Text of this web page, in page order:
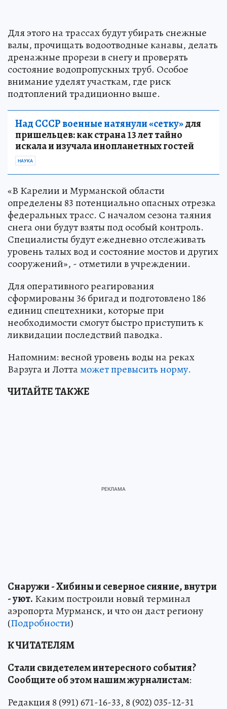
Для этого на трассах будут убирать снежные
валы, прочищать водоотводные канавы, делать
дренажные прорези в снегу и проверять
состояние водопропускных труб. Особое
внимание уделят участкам, где риск
подтоплений традиционно выше.
Над СССР военные натянули «сетку»для
пришельцев: как страна 13 лет тайно
искала и изучала инопланетных гостей
НАУКА
«В Карелии и Мурманской области
определены 83 потенциально опасных отрезка
федеральных трасс. С началом сезона таяния
снега они будут взяты под особый контроль.
Специалисты будут ежедневно отслеживать
уровень талых вод и состояние мостов и других
сооружений», - отметили в учреждении.
Для оперативного реагирования
сформированы 36 бригад и подготовлено 186
единиц спецтехники, которые при
необходимости смогут быстро приступить к
ликвидации последствий паводка.
Напомним: весной уровень воды на реках
Варзуга и Лоттаможет превысить норму.
ЧИТАЙТЕ ТАКЖЕ
Снаружи - Хибины и северное сияние, внутри
- уют. Каким построили новый терминал
аэропорта Мурманск, и что он даст региону
(Подробности)
К ЧИТАТЕЛЯМ
Стали свидетелем интересного события?
Сообщите об этом нашим журналистам:
Редакция 8 (991) 671-16-33, 8 (902) 035-12-31